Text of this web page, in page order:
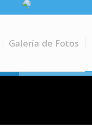
Galería de Fotos